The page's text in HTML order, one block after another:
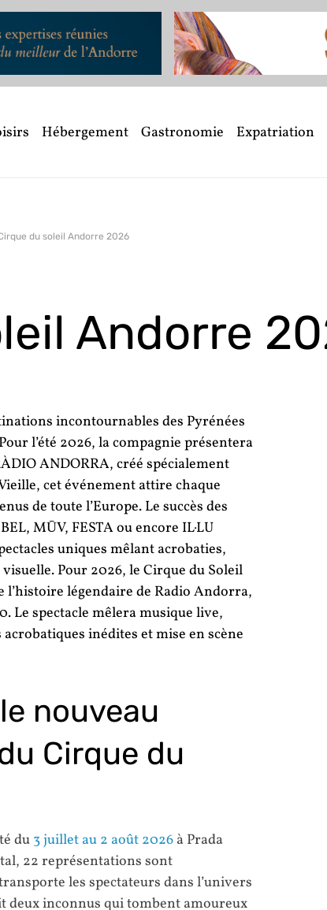
Hébergement Gastronomie Expatriation
du soleil Andorre 2026
Andorre
incontournables des Pyrénées
l’été 2026, la compagnie présentera
ANDORRA, créé spécialement
cet événement attire chaque
de toute l’Europe. Le succès des
MŪV, FESTA ou encore IL·LU
uniques mêlant acrobaties,
Pour 2026, le Cirque du Soleil
légendaire de Radio Andorra,
Le spectacle mêlera musique live,
inédites et mise en scène
nouveau
Cirque du
du 3 juillet au 2 août 2026 à Prada
22 représentations sont
les spectateurs dans l’univers
deux inconnus qui tombent amoureux